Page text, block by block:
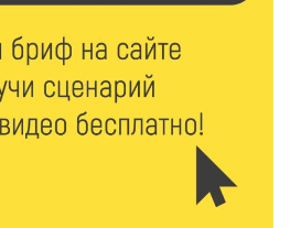
амбассадоров для
вузов
222
напомнили об